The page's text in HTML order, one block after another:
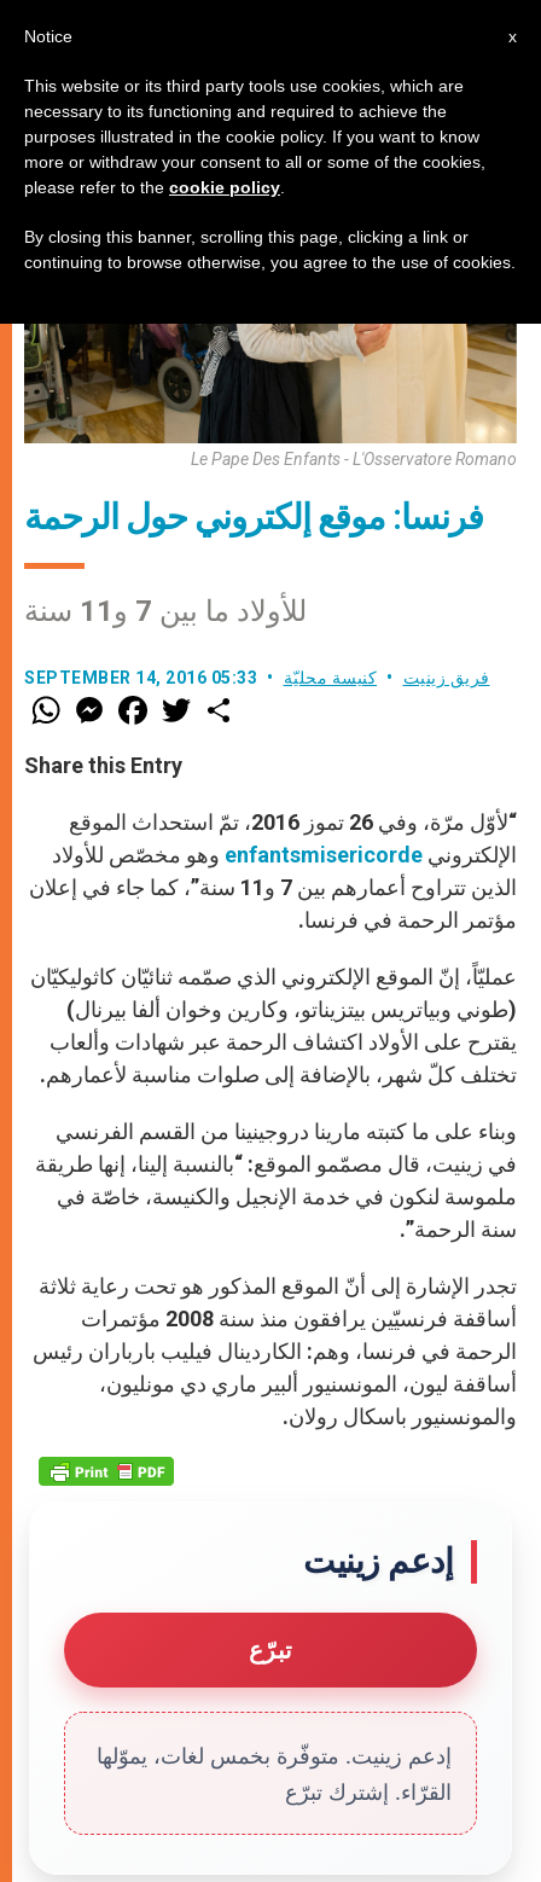
كنيسة محليّة
Le Pape Des Enfants - L'Osservatore Romano
فرنسا: موقع إلكتروني حول الرحمة
للأولاد ما بين 7 و11 سنة
SEPTEMBER 14, 2016 05:33 فريق زينيت كنيسة محليّة
W
h
t
s
p
p
M
e
s
e
g
e
r
F
a
e
b
o
k
w
Share this Entry
“لأوّل مرّة، وفي 26 تموز 2016، تمّ استحداث الموقع
الإلكتروني enfantsmisericorde وهو مخصّص للأولاد
الذين تتراوح أعمارهم بين 7 و11 سنة”، كما جاء في إعلان
مؤتمر الرحمة في فرنسا.
عمليّاً، إنّ الموقع الإلكتروني الذي صمّمه ثنائيّان كاثوليكيّان
(طوني وبياتريس بيتزيناتو، وكارين وخوان ألفا بيرنال)
يقترح على الأولاد اكتشاف الرحمة عبر شهادات وألعاب
تختلف كلّ شهر، بالإضافة إلى صلوات مناسبة لأعمارهم.
وبناء على ما كتبته مارينا دروجينينا من القسم الفرنسي
في زينيت، قال مصمّمو الموقع: “بالنسبة إلينا، إنها طريقة
ملموسة لنكون في خدمة الإنجيل والكنيسة، خاصّة في
سنة الرحمة”.
تجدر الإشارة إلى أنّ الموقع المذكور هو تحت رعاية ثلاثة
أساقفة فرنسيّين يرافقون منذ سنة 2008 مؤتمرات
الرحمة في فرنسا، وهم: الكاردينال فيليب بارباران رئيس
أساقفة ليون، المونسنيور ألبير ماري دي مونليون،
والمونسنيور باسكال رولان.
إدعم زينيت
تبرّع
إدعم زينيت. متوفّرة بخمس لغات، يموّلها
القرّاء. إشترك تبرّع
x
Notice
This website or its third party tools use cookies, which are
necessary to its functioning and required to achieve the
purposes illustrated in the cookie policy. If you want to know
more or withdraw your consent to all or some of the cookies,
please refer to the cookie policy
By closing this banner, scrolling this page, clicking a link or
continuing to browse otherwise, you agree to the use of cookies.